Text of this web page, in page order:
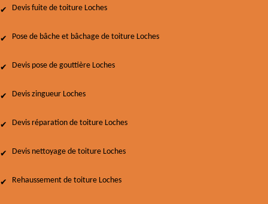
Devis fuite de toiture Loches
Pose de bâche et bâchage de toiture Loches
Devis pose de gouttière Loches
Devis zingueur Loches
Devis réparation de toiture Loches
Devis nettoyage de toiture Loches
Rehaussement de toiture Loches